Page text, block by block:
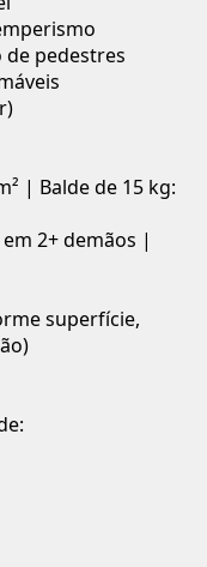
pedestres
| Balde de 15 kg:
2+ demãos |
superfície,